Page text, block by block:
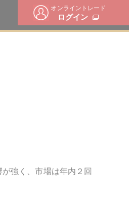
オンライントレード
ログイン
強く、市場は年内２回